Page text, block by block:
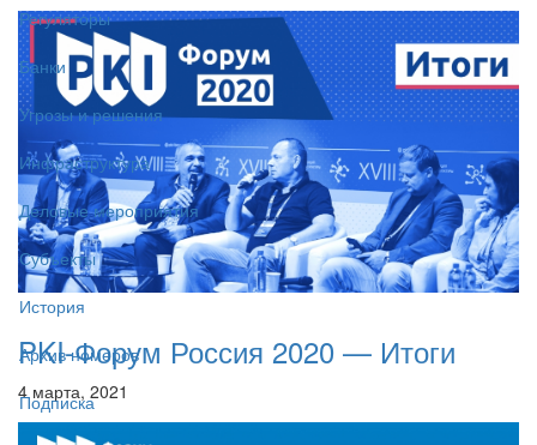
Регуляторы
Банки
Угрозы и решения
Инфраструктура
Деловые мероприятия
Субъекты
История
Архив номеров
Подписка
PKI-Форум Россия 2020 — Итоги
4 марта, 2021